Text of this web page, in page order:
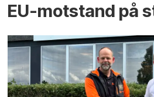
EU-motstand på